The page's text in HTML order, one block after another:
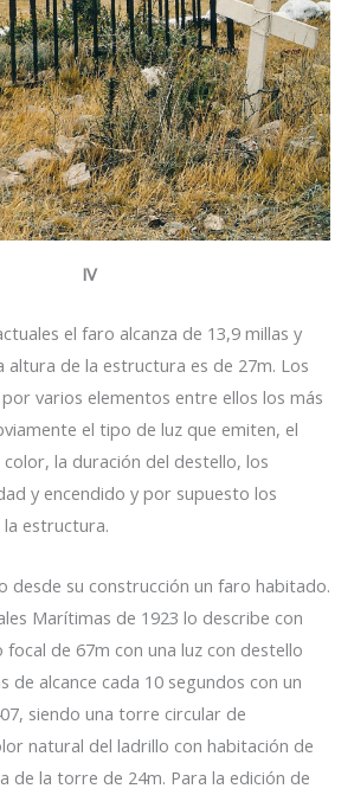
IV
el faro alcanza de 13,9 millas y
altura de la estructura es de 27m. Los
varios elementos entre ellos los más
el tipo de luz que emiten, el
la duración del destello, los
y encendido y por supuesto los
estructura.
desde su construcción un faro habitado.
Marítimas de 1923 lo describe con
de 67m con una luz con destello
de alcance cada 10 segundos con un
siendo una torre circular de
natural del ladrillo con habitación de
de la torre de 24m. Para la edición de